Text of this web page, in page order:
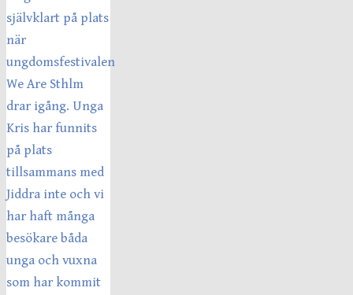
självklart på plats
när
ungdomsfestivalen
We Are Sthlm
drar igång. Unga
Kris har funnits
på plats
tillsammans med
Jiddra inte och vi
har haft många
besökare båda
unga och vuxna
som har kommit